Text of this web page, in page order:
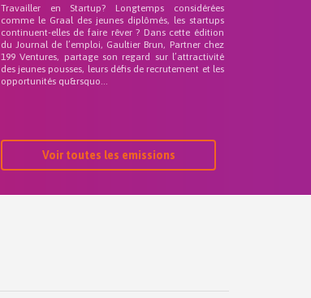
Travailler en Startup? Longtemps considérées
comme le Graal des jeunes diplômés, les startups
continuent-elles de faire rêver ? Dans cette édition
du Journal de l’emploi, Gaultier Brun, Partner chez
199 Ventures, partage son regard sur l’attractivité
des jeunes pousses, leurs défis de recrutement et les
opportunités qu&rsquo...
Voir toutes les emissions